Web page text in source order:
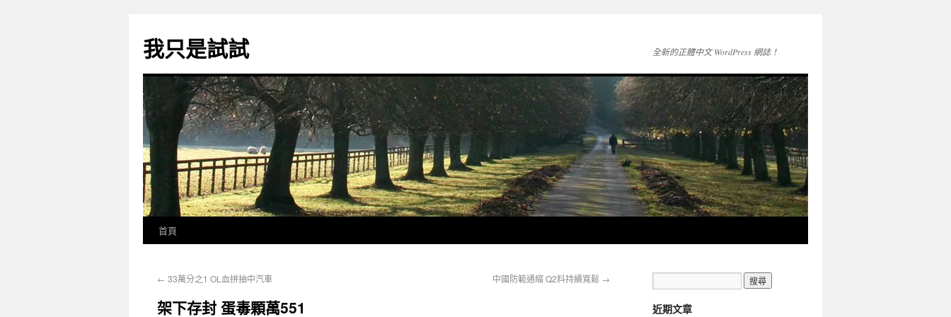
我只是試試 全新的正體中文 WordPress 網誌！
首頁
← 33萬分之1 OL血拼抽中汽車 中國防範通縮 Q2料持續寬鬆 →
架下存封 蛋毒顆萬551 近期文章